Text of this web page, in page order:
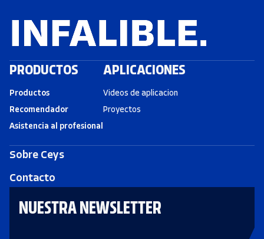
PRODUCTOS
Productos
Recomendador
Asistencia al profesional
APLICACIONES
Videos de aplicacion
Proyectos
Sobre Ceys
Contacto
NUESTRA NEWSLETTER